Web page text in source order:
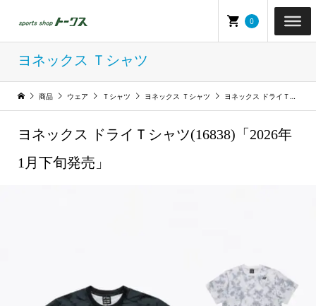
0
ヨネックス Ｔシャツ
商品 ウェア Ｔシャツ ヨネックス Ｔシャツ ヨネックス ドライＴシャツ(16838)「2026年1月下旬発売」
ヨネックス ドライＴシャツ(16838)「2026年
1月下旬発売」